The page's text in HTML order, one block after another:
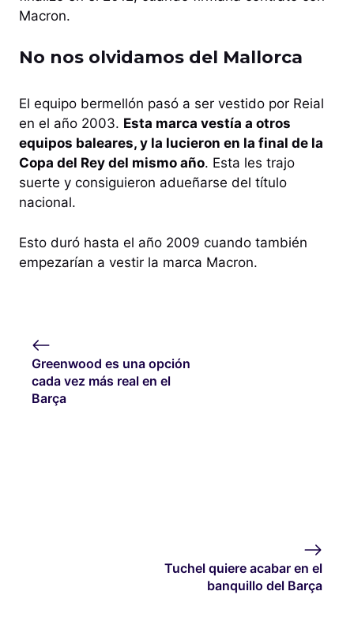
Macron.
No nos olvidamos del Mallorca
El equipo bermellón pasó a ser vestido por Reial
en el año 2003. Esta marca vestía a otros
equipos baleares, y la lucieron en la final de la
Copa del Rey del mismo año. Esta les trajo
suerte y consiguieron adueñarse del título
nacional.
Esto duró hasta el año 2009 cuando también
empezarían a vestir la marca Macron.
Greenwood es una opción
cada vez más real en el
Barça
Tuchel quiere acabar en el
banquillo del Barça